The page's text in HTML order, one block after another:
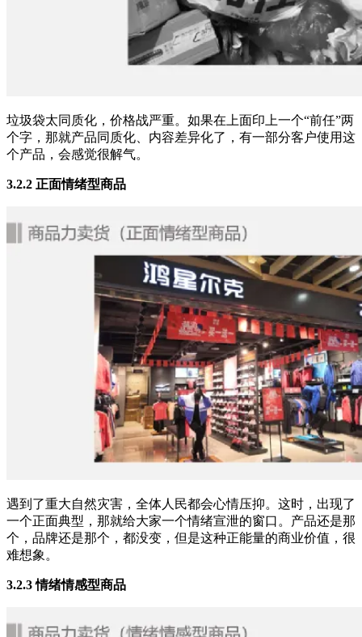
垃圾袋太同质化，价格战严重。如果在上面印上一个“前任”两
个字，那就产品同质化、内容差异化了，有一部分客户使用这
个产品，会感觉很解气。
3.2.2 正面情绪型商品
遇到了重大自然灾害，全体人民都会心情压抑。这时，出现了
一个正面典型，那就给大家一个情绪宣泄的窗口。产品还是那
个，品牌还是那个，都没变，但是这种正能量的商业价值，很
难想象。
3.2.3 情绪情感型商品